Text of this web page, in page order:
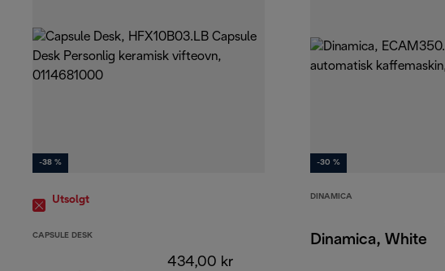
-38 %
Utsolgt
CAPSULE DESK
434,00 kr
-30 %
DINAMICA
Dinamica, White